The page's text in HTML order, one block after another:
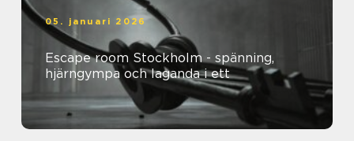
05. januari 2026
Escape room Stockholm - spänning,
hjärngympa och laganda i ett